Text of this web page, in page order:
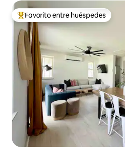
Favorito entre huéspedes preferido
Favorito entre huéspedes